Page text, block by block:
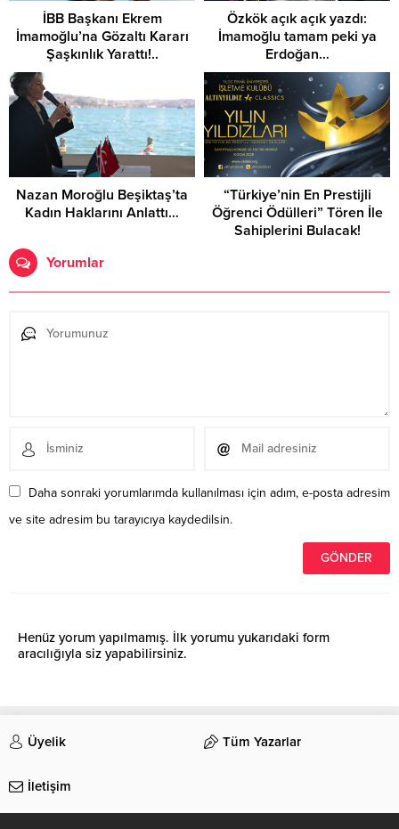
İBB Başkanı Ekrem
İmamoğlu’na Gözaltı Kararı
Şaşkınlık Yarattı!..
Özkök açık açık yazdı:
İmamoğlu tamam peki ya
Erdoğan…
Nazan Moroğlu Beşiktaş’ta
Kadın Haklarını Anlattı…
“Türkiye’nin En Prestijli
Öğrenci Ödülleri” Tören İle
Sahiplerini Bulacak!
Yorumlar
Daha sonraki yorumlarımda kullanılması için adım, e-posta adresim
ve site adresim bu tarayıcıya kaydedilsin.
Henüz yorum yapılmamış. İlk yorumu yukarıdaki form
aracılığıyla siz yapabilirsiniz.
Üyelik Tüm Yazarlar
İletişim